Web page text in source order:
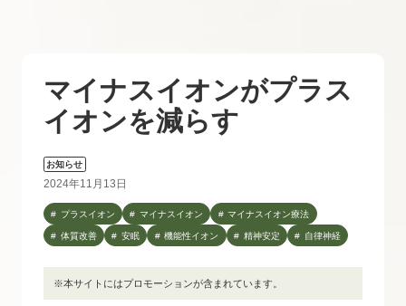
マイナスイオンがプラス
イオンを減らす
お知らせ
2024年11月13日
プラスイオン マイナスイオン マイナスイオン療法
体質改善 安眠 機能性イオン 精神安定 自律神経
※本サイトにはプロモーションが含まれています。